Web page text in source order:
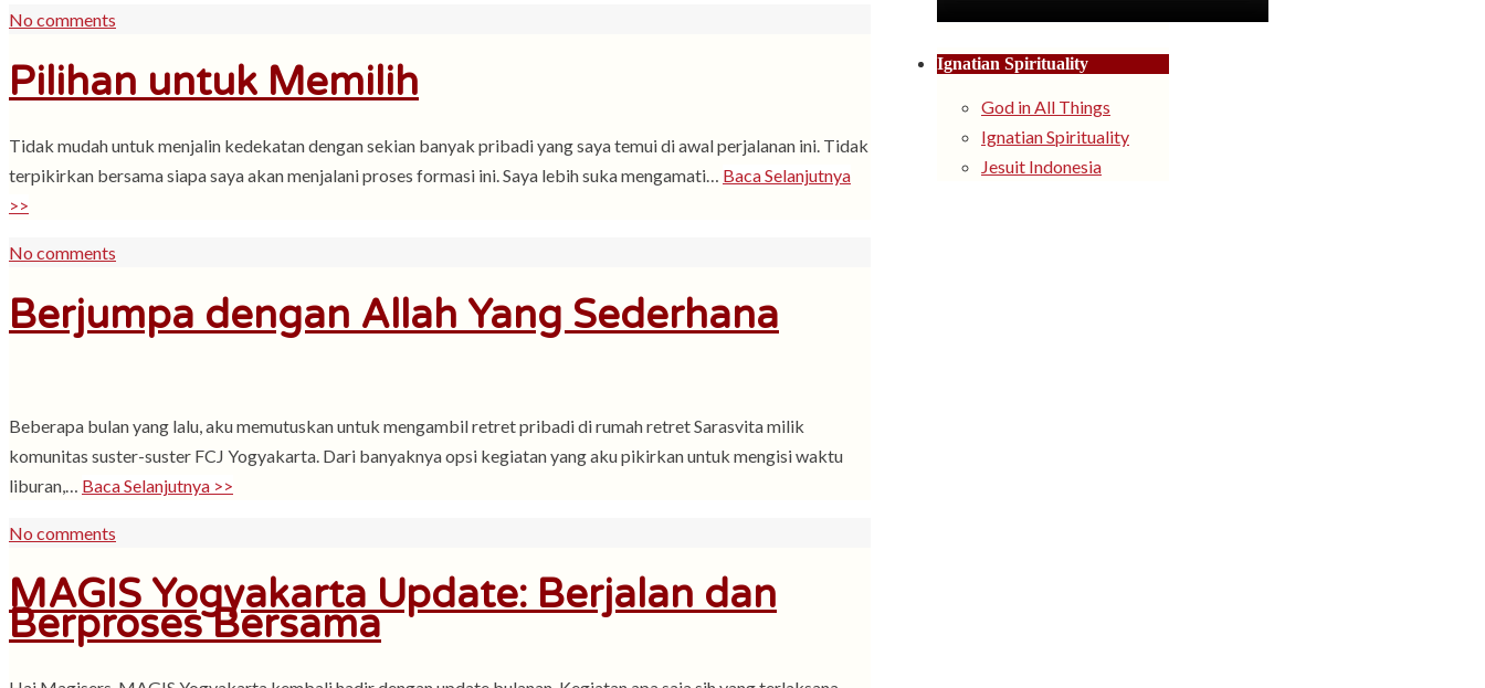
No comments
Pilihan untuk Memilih
Tidak mudah untuk menjalin kedekatan dengan sekian banyak pribadi yang saya temui di awal perjalanan ini. Tidak
terpikirkan bersama siapa saya akan menjalani proses formasi ini. Saya lebih suka mengamati… Baca Selanjutnya
>>
No comments
Berjumpa dengan Allah Yang Sederhana
Beberapa bulan yang lalu, aku memutuskan untuk mengambil retret pribadi di rumah retret Sarasvita milik
komunitas suster-suster FCJ Yogyakarta. Dari banyaknya opsi kegiatan yang aku pikirkan untuk mengisi waktu
liburan,… Baca Selanjutnya >>
No comments
MAGIS Yogyakarta Update: Berjalan dan
Berproses Bersama
Ignatian Spirituality
God in All Things
Ignatian Spirituality
Jesuit Indonesia